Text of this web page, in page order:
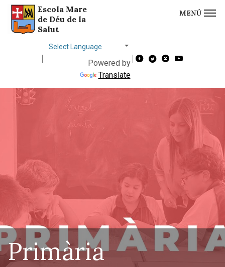
Saltar al contingut
Saltar a la navegació
Informació de contacte MENÚ
Escola Mare
de Déu de la
Salut
language
Powered by
Translate
Primària